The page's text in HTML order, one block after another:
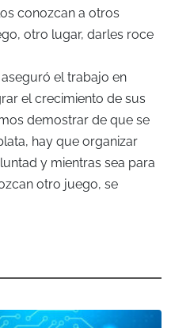
conozcan a otros
otro lugar, darles roce
el trabajo en
el crecimiento de sus
demostrar de que se
hay que organizar
y mientras sea para
otro juego, se